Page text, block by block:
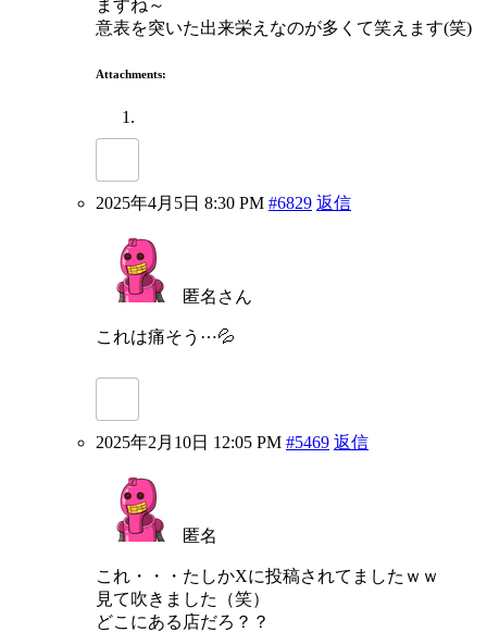
ますね～
意表を突いた出来栄えなのが多くて笑えます(笑)
Attachments:
2025年4月5日 8:30 PM #6829 返信
匿名さん
これは痛そう⋯💦
2025年2月10日 12:05 PM #5469 返信
匿名
これ・・・たしかXに投稿されてましたｗｗ
見て吹きました（笑）
どこにある店だろ？？